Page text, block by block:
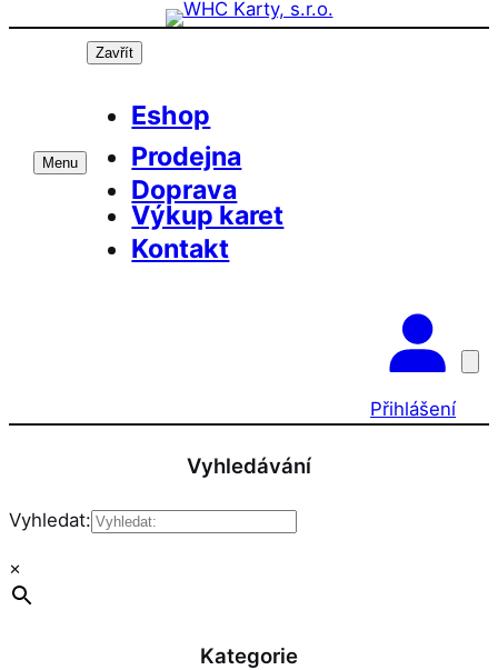
Přeskočit
Menu
Zavřít
Eshop
Prodejna
Doprava
Výkup karet
Kontakt
Přihlášení
Vyhledávání
Vyhledat:
×
Kategorie